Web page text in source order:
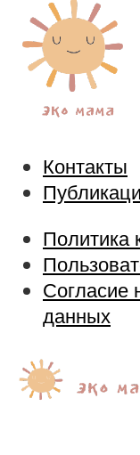
Контакты
Политика
Согласие
данных